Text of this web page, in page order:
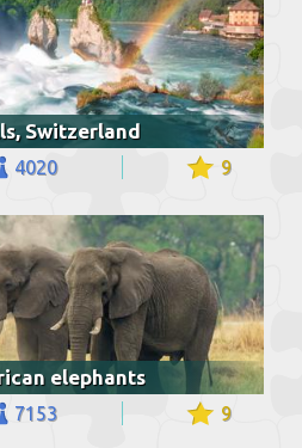
Switzerland
4020 9
elephants
7153 9